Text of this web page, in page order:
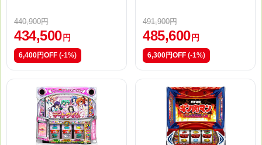
440,900円
434,500 円
6,400円OFF (-1%)
491,900円
485,600 円
6,300円OFF (-1%)